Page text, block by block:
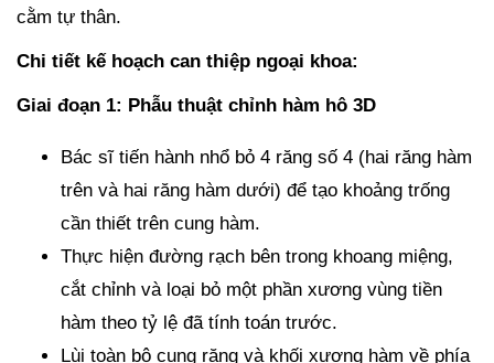
cằm tự thân.
Chi tiết kế hoạch can thiệp ngoại khoa:
Giai đoạn 1: Phẫu thuật chỉnh hàm hô 3D
Bác sĩ tiến hành nhổ bỏ 4 răng số 4 (hai răng hàm
trên và hai răng hàm dưới) để tạo khoảng trống
cần thiết trên cung hàm.
Thực hiện đường rạch bên trong khoang miệng,
cắt chỉnh và loại bỏ một phần xương vùng tiền
hàm theo tỷ lệ đã tính toán trước.
Lùi toàn bộ cung răng và khối xương hàm về phía